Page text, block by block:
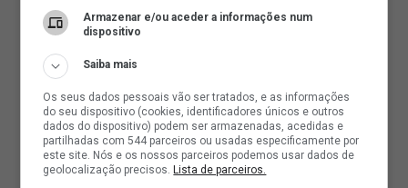
Armazenar e/ou aceder a informações num
dispositivo
Saiba mais
Os seus dados pessoais vão ser tratados, e as informações
do seu dispositivo (cookies, identificadores únicos e outros
dados do dispositivo) podem ser armazenadas, acedidas e
partilhadas com 544 parceiros ou usadas especificamente por
este site. Nós e os nossos parceiros podemos usar dados de
geolocalização precisos. Lista de parceiros.